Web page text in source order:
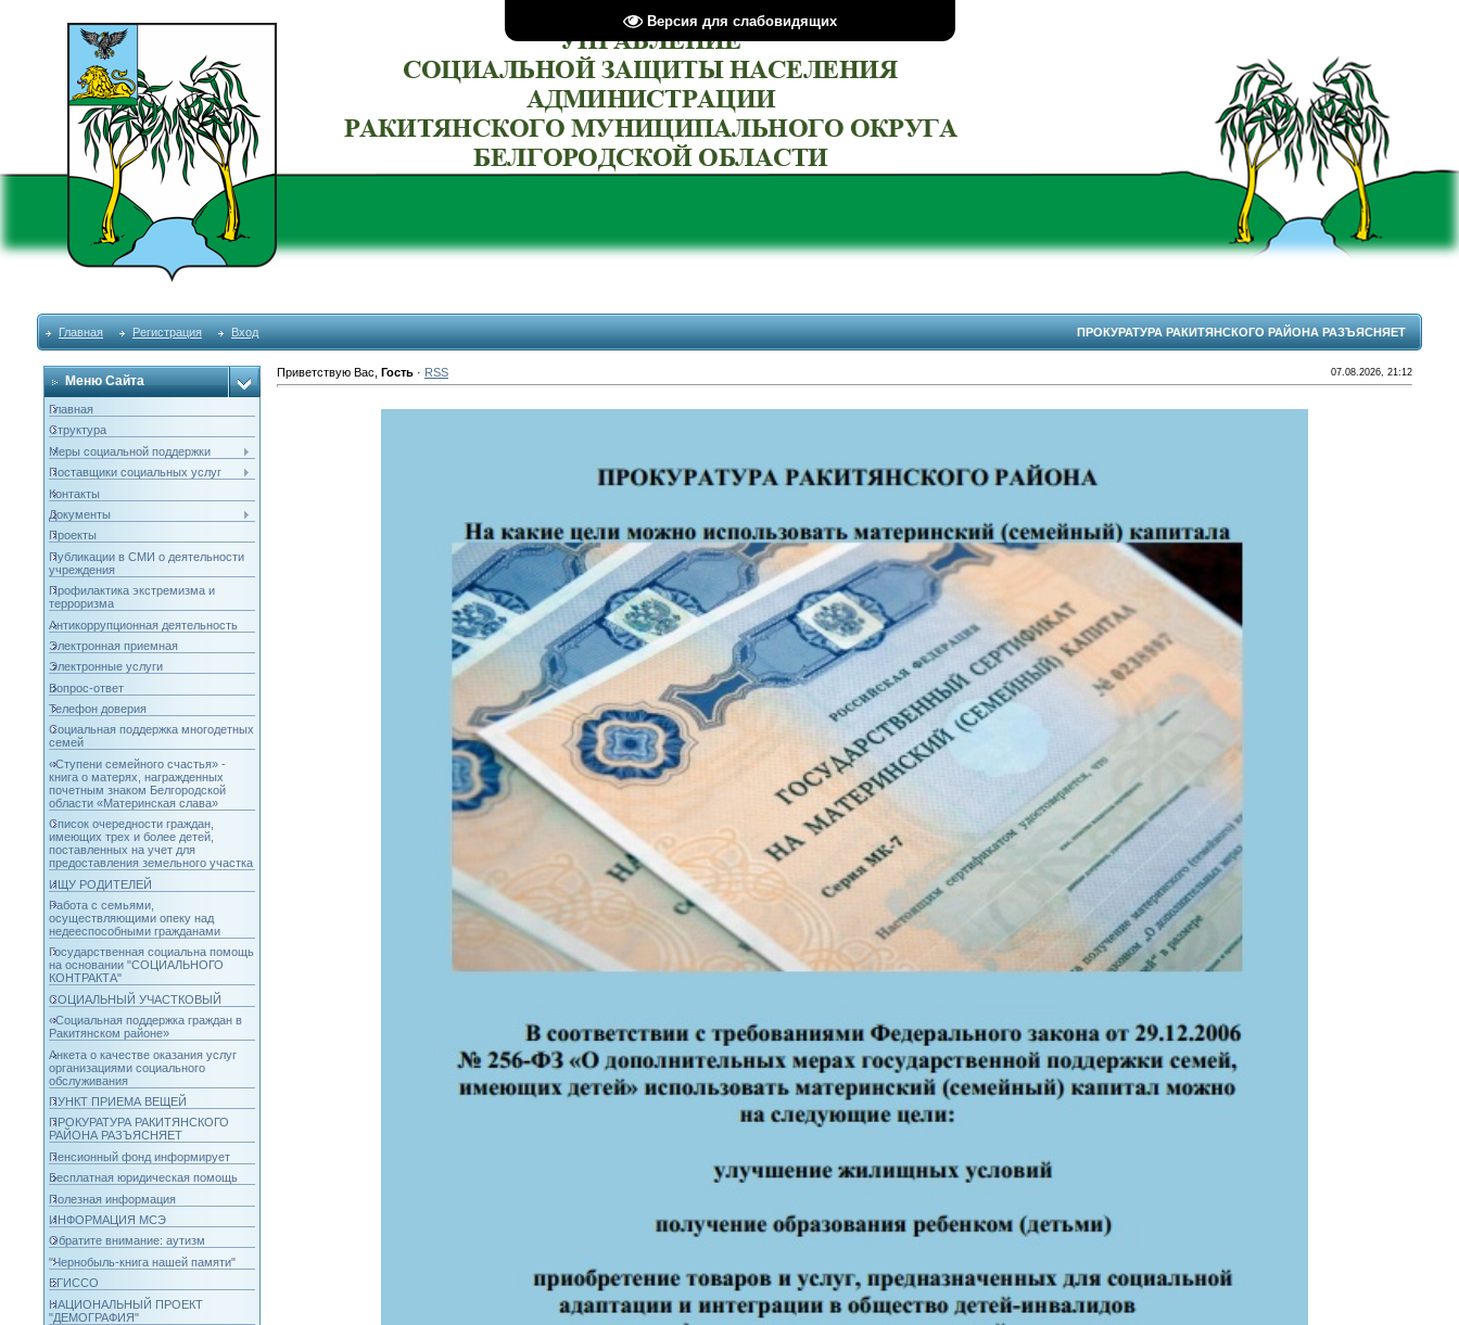
Версия для слабовидящих
Главная Регистрация Вход ПРОКУРАТУРА РАКИТЯНСКОГО РАЙОНА РАЗЪЯСНЯЕТ
Меню Сайта
Главная
Структура
Меры социальной поддержки
Поставщики социальных услуг
Контакты
Документы
Проекты
Публикации в СМИ о деятельности
учреждения
Профилактика экстремизма и
терроризма
Антикоррупционная деятельность
Электронная приемная
Электронные услуги
Вопрос-ответ
Телефон доверия
Социальная поддержка многодетных
семей
«Ступени семейного счастья» -
книга о матерях, награжденных
почетным знаком Белгородской
области «Материнская слава»
Список очередности граждан,
имеющих трех и более детей,
поставленных на учет для
предоставления земельного участка
ИЩУ РОДИТЕЛЕЙ
Работа с семьями,
осуществляющими опеку над
недееспособными гражданами
Государственная социальна помощь
на основании "СОЦИАЛЬНОГО
КОНТРАКТА"
СОЦИАЛЬНЫЙ УЧАСТКОВЫЙ
«Социальная поддержка граждан в
Ракитянском районе»
Анкета о качестве оказания услуг
организациями социального
обслуживания
ПУНКТ ПРИЕМА ВЕЩЕЙ
ПРОКУРАТУРА РАКИТЯНСКОГО
РАЙОНА РАЗЪЯСНЯЕТ
Пенсионный фонд информирует
Бесплатная юридическая помощь
Полезная информация
ИНФОРМАЦИЯ МСЭ
Обратите внимание: аутизм
"Чернобыль-книга нашей памяти"
ЕГИССО
НАЦИОНАЛЬНЫЙ ПРОЕКТ
"ДЕМОГРАФИЯ"
Приветствую Вас Гость· RSS 07.08.2026, 21:12